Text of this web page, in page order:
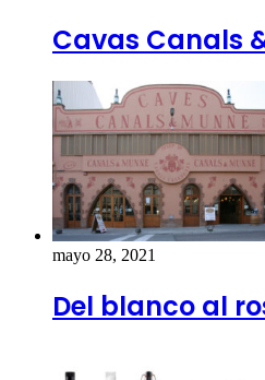
Cavas Canals
mayo 28, 2021
Del blanco al